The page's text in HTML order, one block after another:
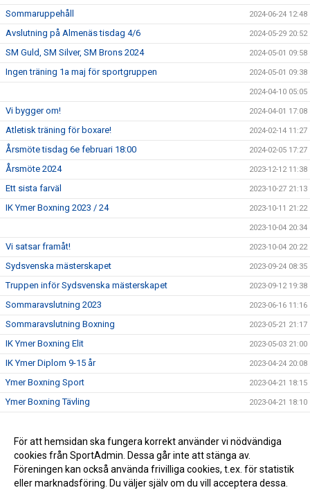
Sommaruppehåll 2024-06-24 12:48
Avslutning på Almenäs tisdag 4/6 2024-05-29 20:52
SM Guld, SM Silver, SM Brons 2024 2024-05-01 09:58
Ingen träning 1a maj för sportgruppen 2024-05-01 09:38
2024-04-10 05:05
Vi bygger om! 2024-04-01 17:08
Atletisk träning för boxare! 2024-02-14 11:27
Årsmöte tisdag 6e februari 18:00 2024-02-05 17:27
Årsmöte 2024 2023-12-12 11:38
Ett sista farväl 2023-10-27 21:13
IK Ymer Boxning 2023 / 24 2023-10-11 21:22
2023-10-04 20:34
Vi satsar framåt! 2023-10-04 20:22
Sydsvenska mästerskapet 2023-09-24 08:35
Truppen inför Sydsvenska mästerskapet 2023-09-12 19:38
Sommaravslutning 2023 2023-06-16 11:16
Sommaravslutning Boxning 2023-05-21 21:17
IK Ymer Boxning Elit 2023-05-03 21:00
IK Ymer Diplom 9-15 år 2023-04-24 20:08
Ymer Boxning Sport 2023-04-21 18:15
Ymer Boxning Tävling 2023-04-21 18:10
Info om juluppehållet m.m. 2022-12-20 21:05
Tävling 2022-12-19 13:52
För att hemsidan ska fungera korrekt använder vi nödvändiga
cookies från SportAdmin. Dessa går inte att stänga av.
Föreningen kan också använda frivilliga cookies, t.ex. för statistik
eller marknadsföring. Du väljer själv om du vill acceptera dessa.